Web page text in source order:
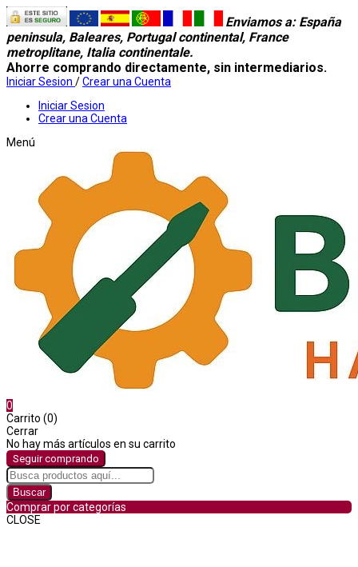
Enviamos a: España
peninsula, Baleares, Portugal continental, France
metroplitane, Italia continentale.
Ahorre comprando directamente, sin intermediarios.
Iniciar Sesion /Crear una Cuenta
Iniciar Sesion
Crear una Cuenta
Menú
0
Carrito (0)
Cerrar
No hay más artículos en su carrito
Seguir comprando
Buscar
Comprar por categorías
CLOSE